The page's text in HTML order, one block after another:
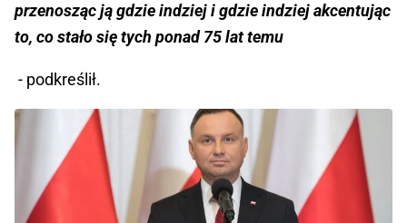
przenosząc ją gdzie indziej i gdzie indziej akcentując
to, co stało się tych ponad 75 lat temu
- podkreślił.